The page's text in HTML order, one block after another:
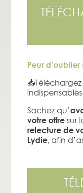
Peur
📥Téléchargez
Sachez qu’
votre offresur
relecture de
Lydie, afin